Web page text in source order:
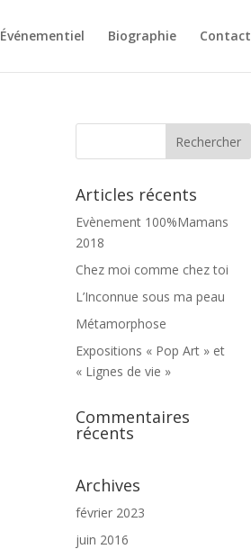
Événementiel Biographie Contact
Articles récents
Evènement 100%Mamans
2018
Chez moi comme chez toi
L’Inconnue sous ma peau
Métamorphose
Expositions « Pop Art » et
« Lignes de vie »
Commentaires
récents
Archives
février 2023
juin 2016